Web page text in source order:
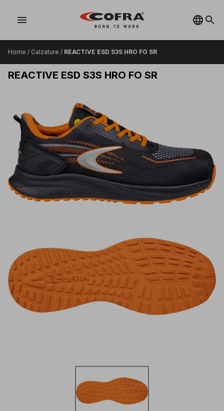
menu
Home / Calzature / REACTIVE ESD S3S HRO FO SR
REACTIVE ESD S3S HRO FO SR